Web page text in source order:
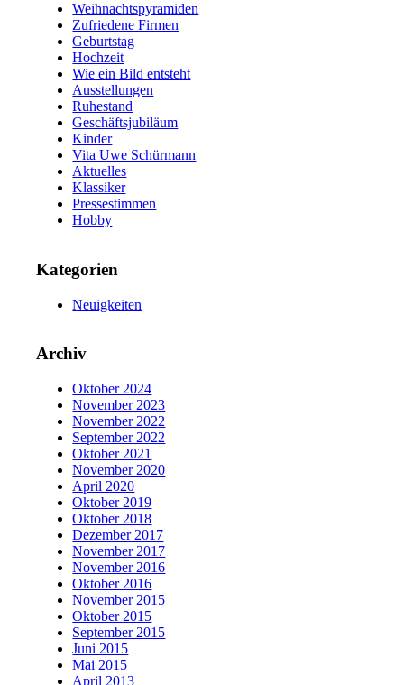
Weihnachtspyramiden
Zufriedene Firmen
Geburtstag
Hochzeit
Wie ein Bild entsteht
Ausstellungen
Ruhestand
Geschäftsjubiläum
Kinder
Vita Uwe Schürmann
Aktuelles
Klassiker
Pressestimmen
Hobby
Kategorien
Neuigkeiten
Archiv
Oktober 2024
November 2023
November 2022
September 2022
Oktober 2021
November 2020
April 2020
Oktober 2019
Oktober 2018
Dezember 2017
November 2017
November 2016
Oktober 2016
November 2015
Oktober 2015
September 2015
Juni 2015
Mai 2015
April 2013